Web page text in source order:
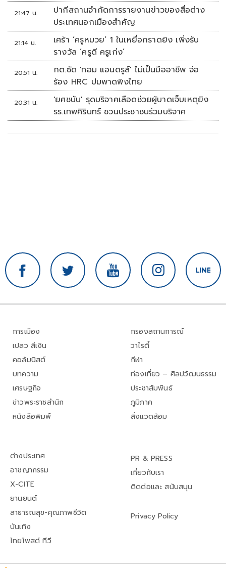
21:47 น.
ปากีสถานจำกัดการรายงานข่าวของสื่อต่าง
ประเทศนอกเมืองสำคัญ
21:14 น.
เศร้า ‘ครูหมวย’ 1 ในเหยื่อกราดยิง เพิ่งรับ
รางวัล ‘ครูดี ครูเก่ง’
20:51 น.
กต.ซัด 'ทอม แอนดรูส์' ไม่เป็นมืออาชีพ จ่อ
ร้อง HRC ปมพาดพิงไทย
20:31 น.
'ยศชนัน' รุดบริจาคเลือดช่วยผู้บาดเจ็บเหตุยิง
รร.เทพศิรินทร์ ชวนประชาชนร่วมบริจาค
การเมือง
เปลว สีเงิน
คอลัมนิสต์
บทความ
เศรษฐกิจ
ข่าวพระราชสำนัก
หนังสือพิมพ์
กรองสถานการณ์
วาไรตี้
กีฬา
ท่องเที่ยว – ศิลปวัฒนธรรม
ประชาสัมพันธ์
ภูมิภาค
สิ่งแวดล้อม
ต่างประเทศ
อาชญากรรม
X-CITE
ยานยนต์
สาธารณสุข-คุณภาพชีวิต
บันเทิง
ไทยโพสต์ ทีวี
PR & PRESS
เกี่ยวกับเรา
ติดต่อและ สนับสนุน
Privacy Policy